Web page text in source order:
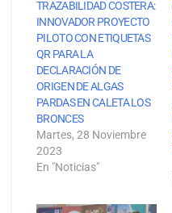
TRAZABILIDAD COSTERA:
INNOVADOR PROYECTO
PILOTO CON ETIQUETAS
QR PARA LA
DECLARACIÓN DE
ORIGEN DE ALGAS
PARDAS EN CALETA LOS
BRONCES
Martes, 28 Noviembre
2023
En "Noticias"